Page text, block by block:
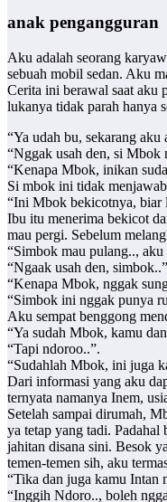
anak pengangguran
Aku adalah seorang
sebuah mobil sedan. Aku
Cerita ini berawal saat aku
lukanya tidak parah hanya
“Ya udah bu, sekarang
“Nggak usah den, si Mbok
“Kenapa Mbok, inikan
Si mbok ini tidak
“Ini Mbok bekicotnya, biar
Ibu itu menerima bekicot
mau pergi. Sebelum
“Simbok mau pulang..,
“Ngaak usah den,
“Kenapa Mbok, nggak
“Simbok ini nggak punya
Aku sempat benggong
“Ya sudah Mbok, kamu
“Tapi ndoroo..”.
“Sudahlah Mbok, ini juga
Dari informasi yang aku
ternyata namanya Inem,
Setelah sampai dirumah,
ya tetap yang tadi.
jahitan disana sini. Besok
temen-temen sih, aku
“Tika dan juga kamu Intan
“Inggih Ndoro.., boleh